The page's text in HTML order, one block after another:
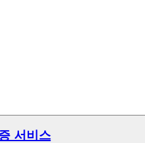
서비스